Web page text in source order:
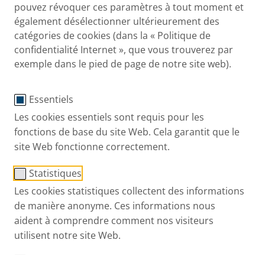
pouvez révoquer ces paramètres à tout moment et
également désélectionner ultérieurement des
catégories de cookies (dans la « Politique de
confidentialité Internet », que vous trouverez par
exemple dans le pied de page de notre site web).
Essentiels
Les cookies essentiels sont requis pour les
fonctions de base du site Web. Cela garantit que le
site Web fonctionne correctement.
Statistiques
Les cookies statistiques collectent des informations
de manière anonyme. Ces informations nous
aident à comprendre comment nos visiteurs
utilisent notre site Web.
La mucoviscidose est une maladie génétique, avec
laquelle vous êtes né-e ce qui signifie que vous en
avez hérité de vos parents. Généralement
diagnostiquée dès l'enfance, elle touche
principalement les voies respiratoires et le système
Plus de 7100 français atteints
plus répandue en France. On compte un bébé atteint
sur 3 500 à 4 000 naissances, soit environ 200
naissances par an. Ses symptômes peuvent se
déclencher à n’importe quel âge, les formes les plus
graves étant généralement celles qui se déclarent